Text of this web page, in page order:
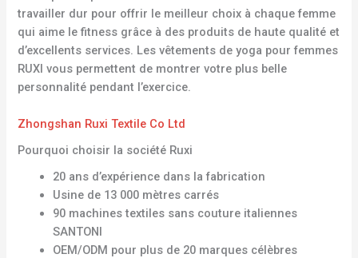
travailler dur pour offrir le meilleur choix à chaque femme
qui aime le fitness grâce à des produits de haute qualité et
d’excellents services. Les vêtements de yoga pour femmes
RUXI vous permettent de montrer votre plus belle
personnalité pendant l’exercice.
Zhongshan Ruxi Textile Co Ltd
Pourquoi choisir la société Ruxi
20 ans d’expérience dans la fabrication
Usine de 13 000 mètres carrés
90 machines textiles sans couture italiennes
SANTONI
OEM/ODM pour plus de 20 marques célèbres